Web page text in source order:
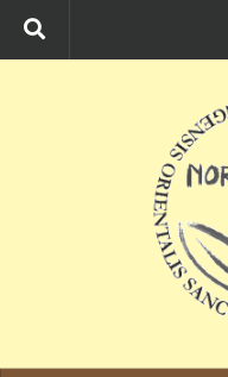
Ga naar de inhoud